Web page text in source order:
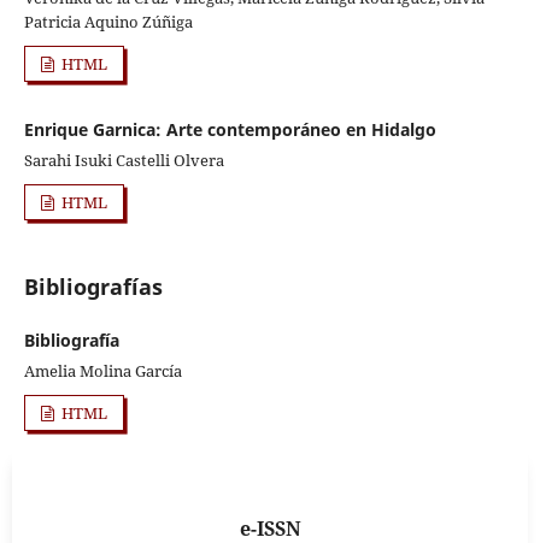
Patricia Aquino Zúñiga
HTML
Enrique Garnica: Arte contemporáneo en Hidalgo
Sarahi Isuki Castelli Olvera
HTML
Bibliografías
Bibliografía
Amelia Molina García
HTML
e-ISSN